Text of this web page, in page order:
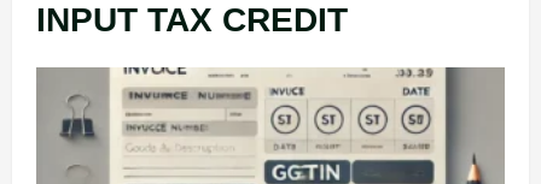
INPUT TAX CREDIT